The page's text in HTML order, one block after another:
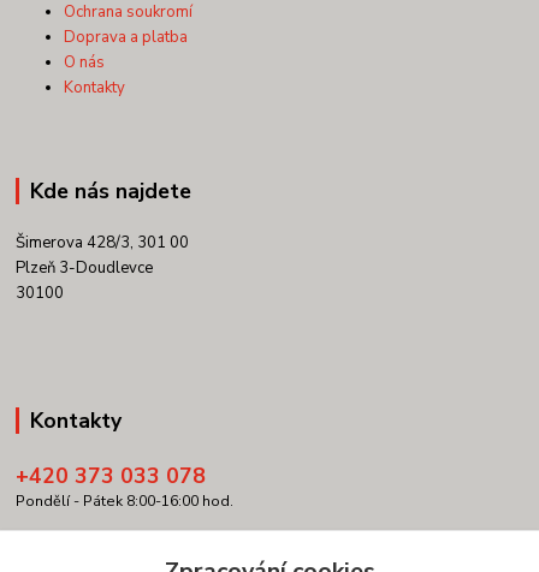
Ochrana soukromí
Doprava a platba
O nás
Kontakty
Kde nás najdete
Šimerova 428/3, 301 00
Plzeň 3-Doudlevce
30100
Kontakty
+420 373 033 078
Pondělí - Pátek 8:00-16:00 hod.